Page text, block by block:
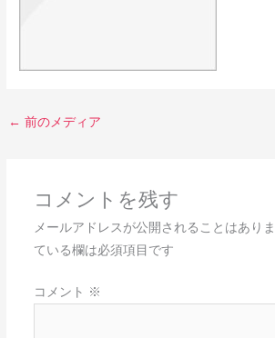
← 前のメディア
コメントを残す
メールアドレスが公開されることはありま
ている欄は必須項目です
コメント ※